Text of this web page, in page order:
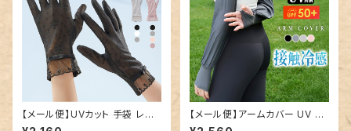
【メール便】UVカット 手袋 レデ
ィース ショート 指あり／glove
【メール便】アームカバー UV ロ
ング レディース フィンガーレス